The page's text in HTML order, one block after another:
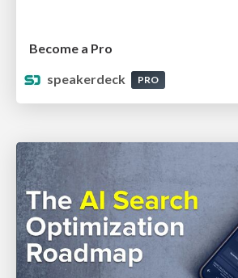
Become a Pro
speakerdeck
PRO